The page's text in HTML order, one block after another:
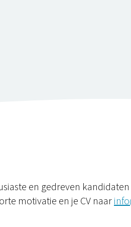
en gedreven
motivatie en je CV naar